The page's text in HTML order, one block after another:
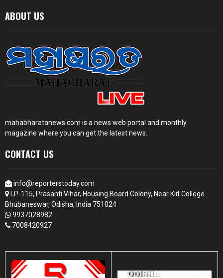
ABOUT US
mahabharatanews.com is a news web portal and monthly
magazine where you can get the latest news.
CONTACT US
info@reporterstoday.com
LP-115, Prasanti Vihar, Housing Board Colony, Near Kiit College
Bhubaneswar, Odisha, India 751024
9937028982
7008420927